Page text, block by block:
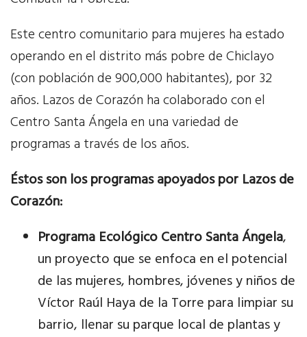
Este centro comunitario para mujeres ha estado
operando en el distrito más pobre de Chiclayo
(con población de 900,000 habitantes), por 32
años. Lazos de Corazón ha colaborado con el
Centro Santa Ángela en una variedad de
programas a través de los años.
Éstos son los programas apoyados por Lazos de
Corazón:
Programa Ecológico Centro Santa Ángela,
un proyecto que se enfoca en el potencial
de las mujeres, hombres, jóvenes y niños de
Víctor Raúl Haya de la Torre para limpiar su
barrio, llenar su parque local de plantas y